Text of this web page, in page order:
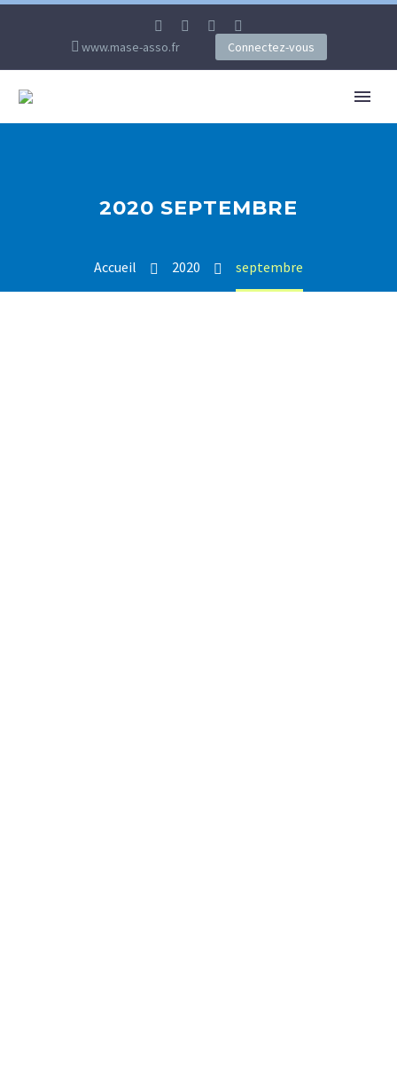
www.mase-asso.fr Connectez-vous
2020 SEPTEMBRE
Accueil 2020 septembre